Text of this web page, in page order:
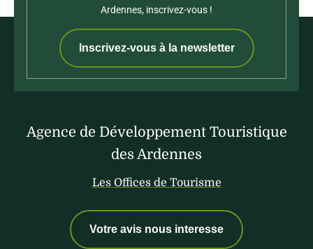
Ardennes, inscrivez-vous !
Inscrivez-vous à la newsletter
Agence de Développement Touristique
des Ardennes
Les Offices de Tourisme
Votre avis nous interesse